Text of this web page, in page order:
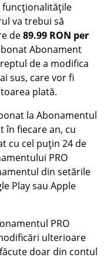
funcționalitățile
va trebui să
de89.99 RON per
Abonament
de a modifica
sus, care vor fi
plată.
la Abonamentul
în fiecare an, cu
cu cel puțin 24 de
PRO
din setările
Play sau Apple
PRO
ulterioare
doar din contul